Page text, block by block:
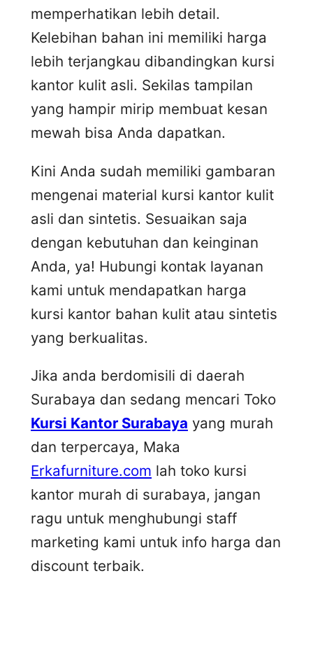
memperhatikan lebih detail.
Kelebihan bahan ini memiliki harga
lebih terjangkau dibandingkan kursi
kantor kulit asli. Sekilas tampilan
yang hampir mirip membuat kesan
mewah bisa Anda dapatkan.
Kini Anda sudah memiliki gambaran
mengenai material kursi kantor kulit
asli dan sintetis. Sesuaikan saja
dengan kebutuhan dan keinginan
Anda, ya! Hubungi kontak layanan
kami untuk mendapatkan harga
kursi kantor bahan kulit atau sintetis
yang berkualitas.
Jika anda berdomisili di daerah
Surabaya dan sedang mencari Toko
Kursi Kantor Surabaya yang murah
dan terpercaya, Maka
Erkafurniture.com lah toko kursi
kantor murah di surabaya, jangan
ragu untuk menghubungi staff
marketing kami untuk info harga dan
discount terbaik.